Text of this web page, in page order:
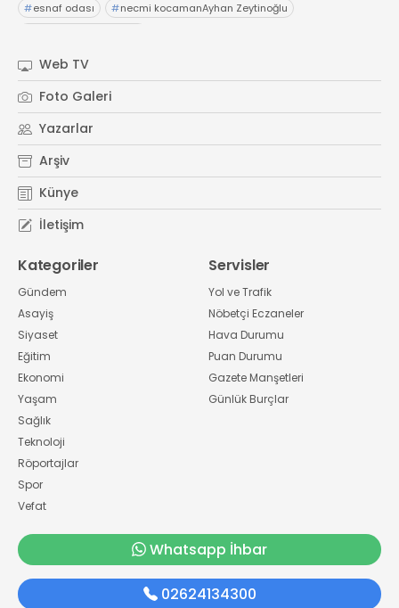
#esnaf odası #necmi kocamanAyhan Zeytinoğlu
Web TV
Foto Galeri
Yazarlar
Arşiv
Künye
İletişim
Kategoriler
Gündem
Asayiş
Siyaset
Eğitim
Ekonomi
Yaşam
Sağlık
Teknoloji
Röportajlar
Spor
Vefat
Servisler
Yol ve Trafik
Nöbetçi Eczaneler
Hava Durumu
Puan Durumu
Gazete Manşetleri
Günlük Burçlar
Whatsapp İhbar
02624134300